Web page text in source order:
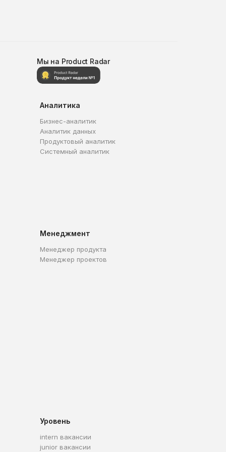
Мы на Product Radar
Аналитика
Бизнес-аналитик
Аналитик данных
Продуктовый аналитик
Системный аналитик
Менеджмент
Менеджер продукта
Менеджер проектов
Уровень
intern вакансии
junior вакансии